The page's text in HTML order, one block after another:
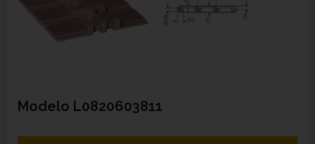
Modelo L0820603811